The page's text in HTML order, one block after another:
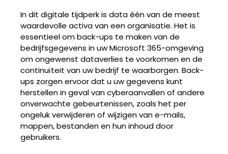
In dit digitale tijdperk is data één van de meest
waardevolle activa van een organisatie. Het is
essentieel om back-ups te maken van de
bedrijfsgegevens in uw Microsoft 365-omgeving
om ongewenst dataverlies te voorkomen en de
continuïteit van uw bedrijf te waarborgen. Back-
ups zorgen ervoor dat u uw gegevens kunt
herstellen in geval van cyberaanvallen of andere
onverwachte gebeurtenissen, zoals het per
ongeluk verwijderen of wijzigen van e-mails,
mappen, bestanden en hun inhoud door
gebruikers.